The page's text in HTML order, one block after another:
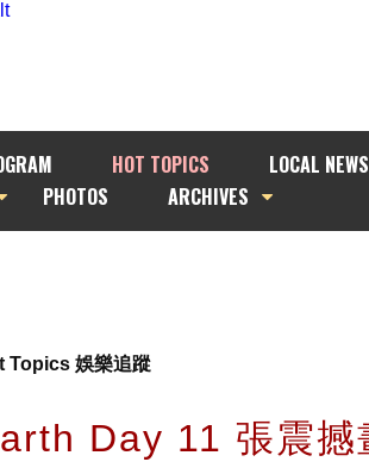
HOT TOPICS
LOCAL NEWS
PHOTOS ARCHIVES
Topics 娛樂追蹤
Day 11 張震撼